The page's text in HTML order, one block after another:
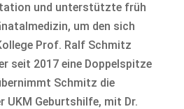
und unterstützte früh
um den sich
Prof. Ralf Schmitz
seit 2017 eine Doppelspitze
Schmitz die
UKM Geburtshilfe, mit Dr.